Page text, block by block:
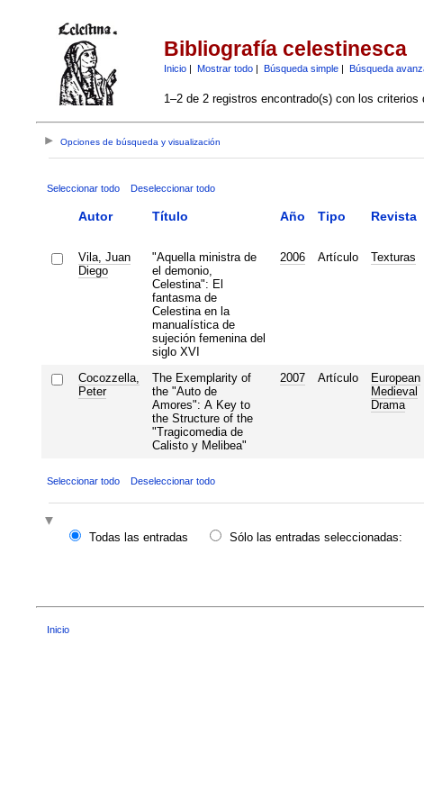
Bibliografía celestinesca
Inicio| Mostrar todo| Búsqueda simple| Búsqueda
1–2 de 2 registros encontrado(s) con los criterios
Opciones de búsqueda y visualización
Seleccionar todo Deseleccionar todo
Autor Título Año Tipo Revista
Vila, Juan
Diego
"Aquella ministra de
el demonio,
Celestina": El
fantasma de
Celestina en la
manualística de
sujeción femenina del
siglo XVI
2006 Artículo Texturas
Cocozzella,
Peter
The Exemplarity of
the "Auto de
Amores": A Key to
the Structure of the
"Tragicomedia de
Calisto y Melibea"
2007 Artículo
European
Medieval
Drama
Seleccionar todo Deseleccionar todo
Todas las entradas
Sólo las entradas seleccionadas:
Inicio